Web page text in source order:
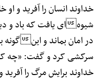
خداوند انسان را آفرید و
شیوهای یافت که باد و
در امان بماند و این
سرکشی کرد و گفت: «چه
خداوند برایش مرگ را